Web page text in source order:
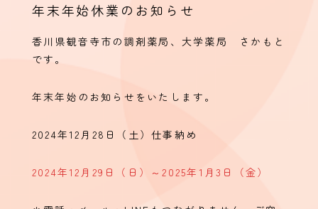
年末年始休業のお知らせ
香川県観音寺市の調剤薬局、大学薬局 さかもと
です。
年末年始のお知らせをいたします。
2024年12月28日（土）仕事納め
2024年12月29日（日）～2025年1月3日（金）